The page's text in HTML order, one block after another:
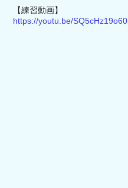
【練習動画】
https://youtu.be/SQ5cHz19o60